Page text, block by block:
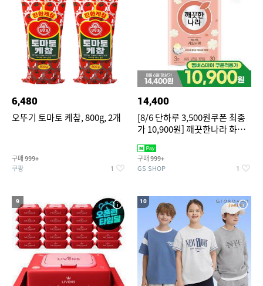
6,480
오뚜기 토마토 케챂, 800g, 2개
구매 999+
쿠팡 1
14,400
[8/6 단하루 3,500원쿠폰 최종
가 10,900원] 깨끗한나라 화장
롤
구매 999+
GS SHOP 1
9 10